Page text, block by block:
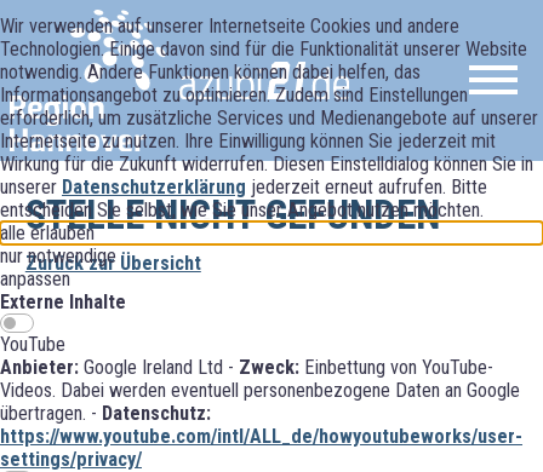
Wir verwenden auf unserer Internetseite Cookies und andere
Technologien. Einige davon sind für die Funktionalität unserer Website
notwendig. Andere Funktionen können dabei helfen, das
Informationsangebot zu optimieren. Zudem sind Einstellungen
erforderlich, um zusätzliche Services und Medienangebote auf unserer
Internetseite zu nutzen. Ihre Einwilligung können Sie jederzeit mit
Wirkung für die Zukunft widerrufen. Diesen Einstelldialog können Sie in
unserer Datenschutzerklärung jederzeit erneut aufrufen. Bitte
entscheiden Sie selbst, wie Sie unser Angebot nutzen möchten.
alle erlauben
nur notwendige
anpassen
Externe Inhalte
YouTube
Anbieter: Google Ireland Ltd - Zweck: Einbettung von YouTube-
Videos. Dabei werden eventuell personenbezogene Daten an Google
übertragen. - Datenschutz:
https://www.youtube.com/intl/ALL_de/howyoutubeworks/user-
settings/privacy/
STELLE NICHT GEFUNDEN
Zurück zur Übersicht